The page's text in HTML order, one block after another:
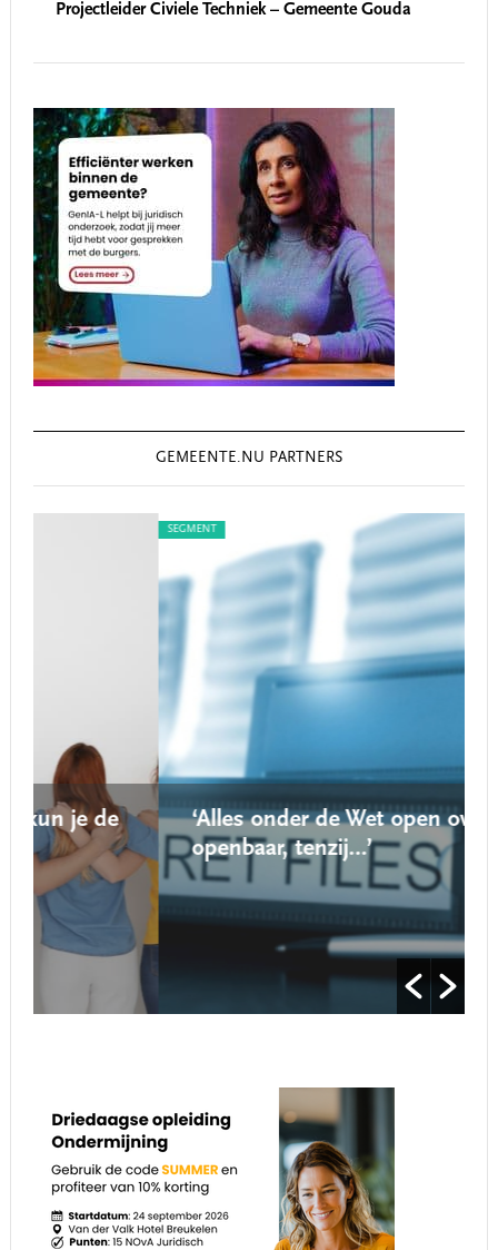
Projectleider Civiele Techniek – Gemeente Gouda
GEMEENTE.NU PARTNERS
‘Alles onder de Wet open overheid is
openbaar, tenzij…’